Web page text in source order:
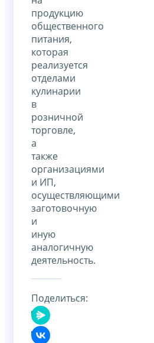
продукцию
общественного
питания,
которая
реализуется
отделами
кулинарии
в
розничной
торговле,
а
также
организациями
и ИП,
осуществляющими
заготовочную
и
иную
аналогичную
деятельность.
Поделиться: